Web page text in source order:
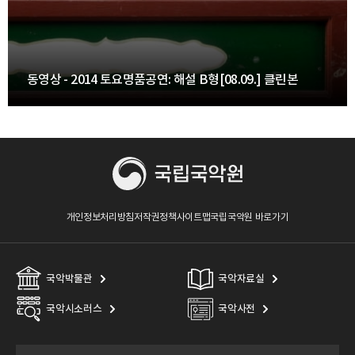
동영상 - 2014 토요명품공연: 해설 B형[08.09.] 클린본
개인정보처리방침저작권정책사이트맵국립국악원 바로가기
국악박물관 국악자료실
국악시소러스 국악사전